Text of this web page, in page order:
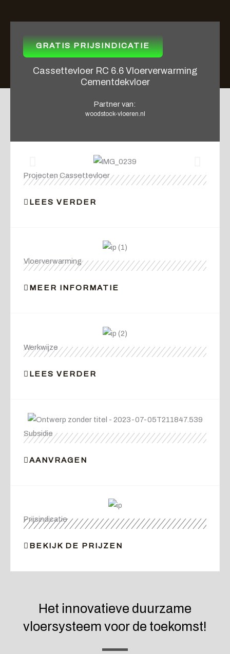
GRATIS PRIJSINDICATIE
Cassettevloer RC 6.6 Vloerverwarming
Cementdekvloer
Partner van:
woodstock-vloeren.nl
Projecten Cassettevloer
LEES VERDER
Vloerverwarming
MEER INFORMATIE
Werkwijze
LEES VERDER
Subsidie
AANVRAGEN
Prijsindicatie
BEKIJK DE PRIJZEN
Het innovatieve duurzame
vloersysteem voor de toekomst!